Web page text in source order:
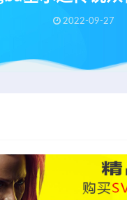
2022-09-27